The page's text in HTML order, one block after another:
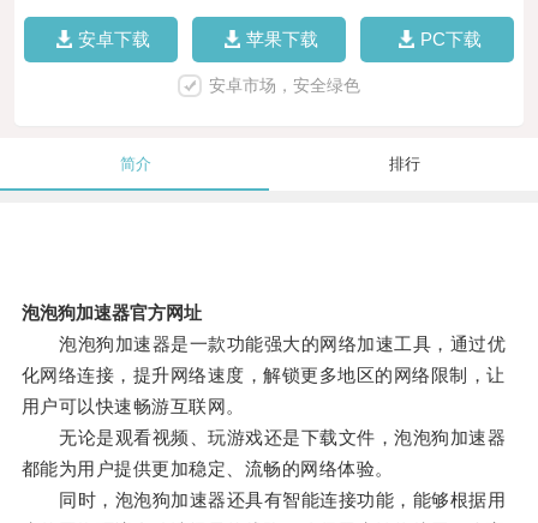
安卓下载 苹果下载 PC下载
安卓市场，安全绿色
简介 排行
泡泡狗加速器官方网址
泡泡狗加速器是一款功能强大的网络加速工具，通过优
化网络连接，提升网络速度，解锁更多地区的网络限制，让
用户可以快速畅游互联网。
无论是观看视频、玩游戏还是下载文件，泡泡狗加速器
都能为用户提供更加稳定、流畅的网络体验。
同时，泡泡狗加速器还具有智能连接功能，能够根据用